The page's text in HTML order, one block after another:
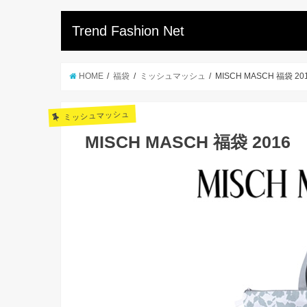
Trend Fashion Net
HOME 福袋 ミッシュマッシュ MISCH MASCH 福袋
ミッシュマッシュ
MISCH MASCH 福袋 2016